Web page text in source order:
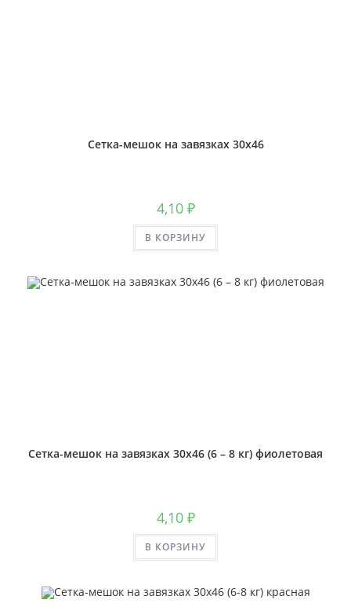
Сетка-мешок на завязках 30х46
4,10 ₽
В КОРЗИНУ
Сетка-мешок на завязках 30х46 (6 – 8 кг) фиолетовая
4,10 ₽
В КОРЗИНУ